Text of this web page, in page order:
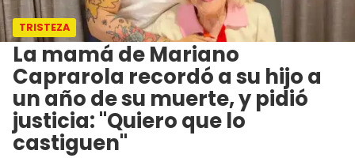
TRISTEZA
La mamá de Mariano
Caprarola recordó a su hijo a
un año de su muerte, y pidió
justicia: "Quiero que lo
castiguen"